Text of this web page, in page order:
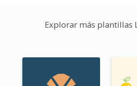
Explorar más plantillas